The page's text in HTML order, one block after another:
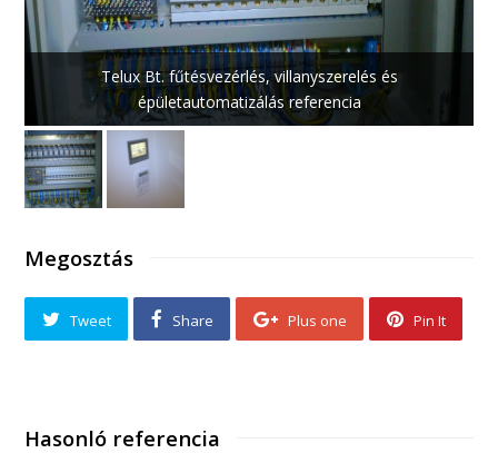
Telux Bt. fűtésvezérlés, villanyszerelés és
épületautomatizálás referencia
Megosztás
Tweet Share Plus one Pin It
Hasonló referencia